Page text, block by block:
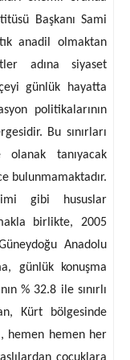
Başkanı Sami
anadil olmaktan
adına siyaset
günlük hayatta
politikalarının
Bu sınırları
tanıyacak
bulunmamaktadır.
gibi hususlar
birlikte, 2005
Anadolu
günlük konuşma
% 32.8 ile sınırlı
Kürt bölgesinde
hemen hemen her